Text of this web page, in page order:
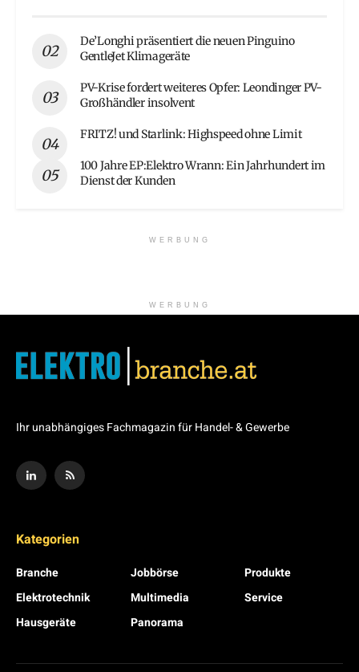
De’Longhi präsentiert die neuen Pinguino
GentleJet Klimageräte
PV-Krise fordert weiteres Opfer: Leondinger PV-
Großhändler insolvent
FRITZ! und Starlink: Highspeed ohne Limit
100 Jahre EP:Elektro Wrann: Ein Jahrhundert im
Dienst der Kunden
WERBUNG
WERBUNG
Ihr unabhängiges Fachmagazin für Handel- & Gewerbe
Kategorien
Branche
Elektrotechnik
Hausgeräte
Jobbörse
Multimedia
Panorama
Produkte
Service